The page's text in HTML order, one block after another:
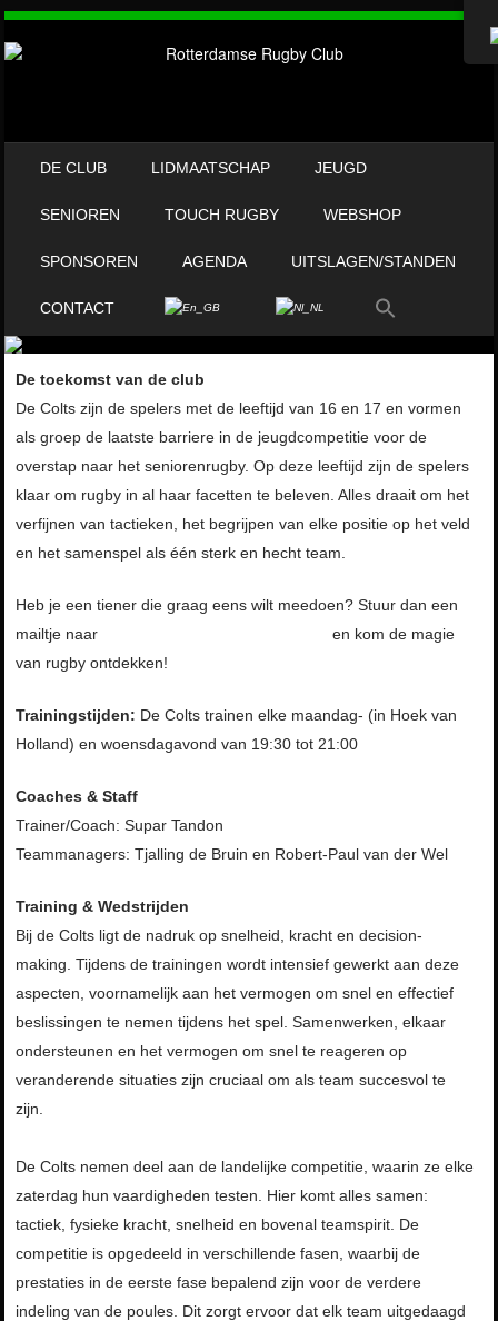
DE CLUB LIDMAATSCHAP JEUGD
SENIOREN TOUCH RUGBY WEBSHOP
SPONSOREN AGENDA UITSLAGEN/STANDEN
CONTACT
De toekomst van de club
De Colts zijn de spelers met de leeftijd van 16 en 17 en vormen
als groep de laatste barriere in de jeugdcompetitie voor de
overstap naar het seniorenrugby. Op deze leeftijd zijn de spelers
klaar om rugby in al haar facetten te beleven. Alles draait om het
verfijnen van tactieken, het begrijpen van elke positie op het veld
en het samenspel als één sterk en hecht team.
Heb je een tiener die graag eens wilt meedoen? Stuur dan een
mailtje naar
en kom de magie
van rugby ontdekken!
Trainingstijden: De Colts trainen elke maandag- (in Hoek van
Holland) en woensdagavond van 19:30 tot 21:00
Coaches & Staff
Trainer/Coach: Supar Tandon
Teammanagers: Tjalling de Bruin en Robert-Paul van der Wel
Training & Wedstrijden
Bij de Colts ligt de nadruk op snelheid, kracht en decision-
making. Tijdens de trainingen wordt intensief gewerkt aan deze
aspecten, voornamelijk aan het vermogen om snel en effectief
beslissingen te nemen tijdens het spel. Samenwerken, elkaar
ondersteunen en het vermogen om snel te reageren op
veranderende situaties zijn cruciaal om als team succesvol te
zijn.
De Colts nemen deel aan de landelijke competitie, waarin ze elke
zaterdag hun vaardigheden testen. Hier komt alles samen:
tactiek, fysieke kracht, snelheid en bovenal teamspirit. De
competitie is opgedeeld in verschillende fasen, waarbij de
prestaties in de eerste fase bepalend zijn voor de verdere
indeling van de poules. Dit zorgt ervoor dat elk team uitgedaagd